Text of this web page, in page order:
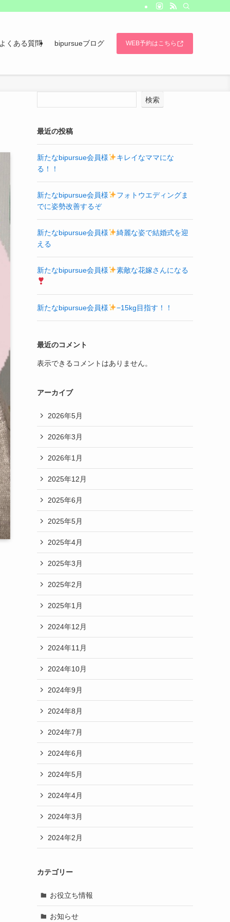
くある質問 bipursueブログ WEB予約はこちら
検索
最近の投稿
新たなbipursue会員様
キレイなママにな
る！！
新たなbipursue会員様
フォトウエディングま
でに姿勢改善するぞ
新たなbipursue会員様
綺麗な姿で結婚式を迎
える
新たなbipursue会員様 素敵な花嫁さんになる
新たなbipursue会員様 −15kg目指す！！
最近のコメント
表示できるコメントはありません。
アーカイブ
2026年5月
2026年3月
2026年1月
2025年12月
2025年6月
2025年5月
2025年4月
2025年3月
2025年2月
2025年1月
2024年12月
2024年11月
2024年10月
2024年9月
2024年8月
2024年7月
2024年6月
2024年5月
2024年4月
2024年3月
2024年2月
カテゴリー
お役立ち情報
お知らせ